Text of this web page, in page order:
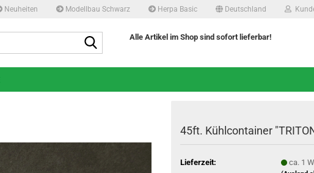
Neuheiten Modellbau Schwarz Herpa Basic Deutschland
Alle Artikel im Shop sind sofort lieferbar!
45ft. Kühlcontainer
Lieferzeit: ca. 1